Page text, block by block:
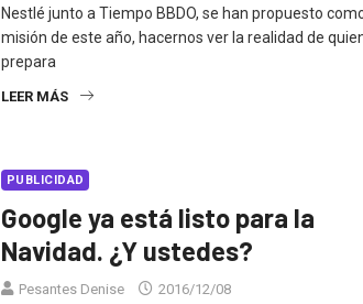
Nestlé junto a Tiempo BBDO, se han propuesto
misión de este año, hacernos ver la realidad de
prepara
LEER MÁS
PUBLICIDAD
Google ya está listo para la
Navidad. ¿Y ustedes?
Pesantes Denise 2016/12/08